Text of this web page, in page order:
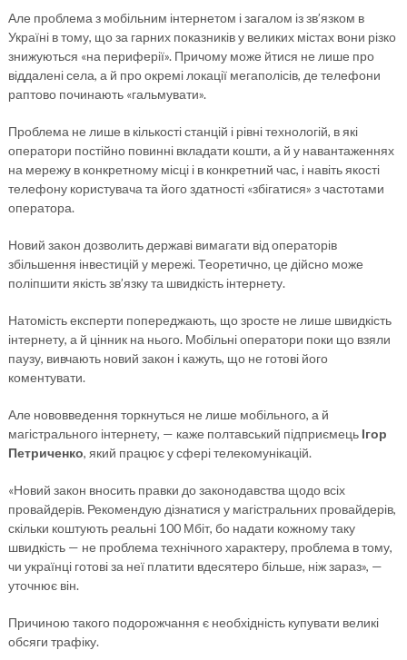
Але проблема з мобільним інтернетом і загалом із зв’язком в
Україні в тому, що за гарних показників у великих містах вони різко
знижуються «на периферії». Причому може йтися не лише про
віддалені села, а й про окремі локації мегаполісів, де телефони
раптово починають «гальмувати».
Проблема не лише в кількості станцій і рівні технологій, в які
оператори постійно повинні вкладати кошти, а й у навантаженнях
на мережу в конкретному місці і в конкретний час, і навіть якості
телефону користувача та його здатності «збігатися» з частотами
оператора.
Новий закон дозволить державі вимагати від операторів
збільшення інвестицій у мережі. Теоретично, це дійсно може
поліпшити якість зв’язку та швидкість інтернету.
Натомість експерти попереджають, що зросте не лише швидкість
інтернету, а й цінник на нього. Мобільні оператори поки що взяли
паузу, вивчають новий закон і кажуть, що не готові його
коментувати.
Але нововведення торкнуться не лише мобільного, а й
магістрального інтернету, — каже полтавський підприємець Ігор
Петриченко, який працює у сфері телекомунікацій.
«Новий закон вносить правки до законодавства щодо всіх
провайдерів. Рекомендую дізнатися у магістральних провайдерів,
скільки коштують реальні 100 Мбіт, бо надати кожному таку
швидкість — не проблема технічного характеру, проблема в тому,
чи українці готові за неї платити вдесятеро більше, ніж зараз», —
уточнює він.
Причиною такого подорожчання є необхідність купувати великі
обсяги трафіку.